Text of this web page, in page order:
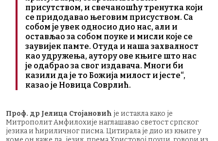
присутством, и свечаношћу тренутка који
се придодавао његовим присуством. Са
собом је увек односио дио нас, али и
остављао за собом поуке и мисли које се
заувијек памте. Отуда и наша захвалност
као удружења, аутору ове књиге што нас
је одабрао за свог издавача. Многи би
казили да је то Божија милост и јесте“,
казао је Новица Соврлић.
Проф. др Јелица Стојановић је истакла како је
Митрополит Амфилохије наглашавао светост српског
језика и ћириличног писма. Цитирала је дио из књиге у